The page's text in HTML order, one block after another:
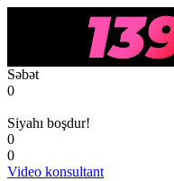
Səbət
0
Siyahı boşdur!
0
0
Video konsultant